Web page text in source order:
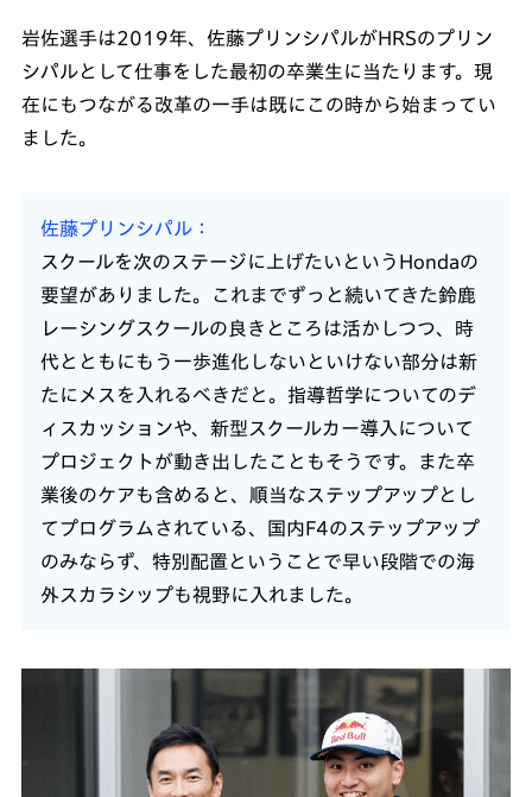
岩佐選手は2019年、佐藤プリンシパルがHRSのプリン
シパルとして仕事をした最初の卒業生に当たります。現
在にもつながる改革の一手は既にこの時から始まってい
ました。
佐藤プリンシパル
スクールを次のステージに上げたいというHondaの
要望がありました。これまでずっと続いてきた鈴鹿
レーシングスクールの良きところは活かしつつ、時
代とともにもう一歩進化しないといけない部分は新
たにメスを入れるべきだと。指導哲学についてのデ
ィスカッションや、新型スクールカー導入について
プロジェクトが動き出したこともそうです。また卒
業後のケアも含めると、順当なステップアップとし
てプログラムされている、国内F4のステップアップ
のみならず、特別配置ということで早い段階での海
外スカラシップも視野に入れました。